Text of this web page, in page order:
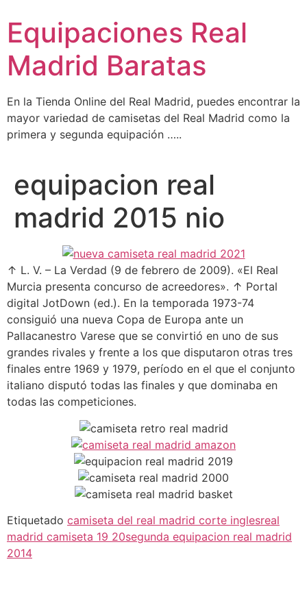
contenido
Equipaciones Real
Madrid Baratas
En la Tienda Online del Real Madrid, puedes encontrar la
mayor variedad de camisetas del Real Madrid como la
primera y segunda equipación …..
equipacion real
madrid 2015 nio
↑ L. V. – La Verdad (9 de febrero de 2009). «El Real
Murcia presenta concurso de acreedores». ↑ Portal
digital JotDown (ed.). En la temporada 1973-74
consiguió una nueva Copa de Europa ante un
Pallacanestro Varese que se convirtió en uno de sus
grandes rivales y frente a los que disputaron otras tres
finales entre 1969 y 1979, período en el que el conjunto
italiano disputó todas las finales y que dominaba en
todas las competiciones.
Etiquetado camiseta del real madrid corte inglesreal
madrid camiseta 19 20segunda equipacion real madrid
2014